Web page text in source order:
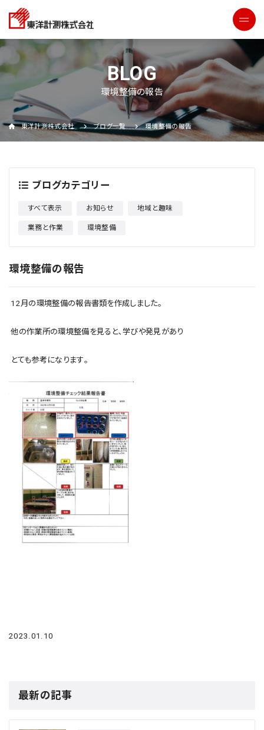
環境整備の報告
東洋計測株式会社 ブログ一覧 環境整備の報告
ブログカテゴリー
すべて表示 お知らせ 地域と趣味
業務と作業 環境整備
環境整備の報告
12月の環境整備の報告書類を作成しました｡
他の作業所の環境整備を見ると､学びや発見があり
とても参考になります｡
2023.01.10
最新の記事